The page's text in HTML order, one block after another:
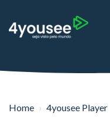
Home 4yousee Player